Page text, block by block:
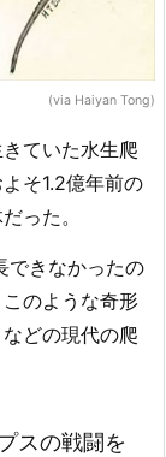
(via Haiyan Tong)
ていた水生爬
そ1.2億年前の
った。
できなかったの
のような奇形
どの現代の爬
スの戦闘を